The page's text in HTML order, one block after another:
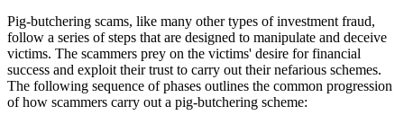
Pig-butchering scams, like many other types of investment fraud,
follow a series of steps that are designed to manipulate and deceive
victims. The scammers prey on the victims' desire for financial
success and exploit their trust to carry out their nefarious schemes.
The following sequence of phases outlines the common progression
of how scammers carry out a pig-butchering scheme: